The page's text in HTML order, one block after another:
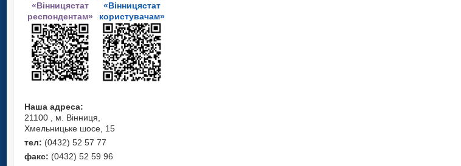
«Вінницястат
респондентам»
«Вінницястат
користувачам»
Наша адреса:
21100 , м. Вінниця,
Хмельницьке шосе, 15
тел: (0432) 52 57 77
факс: (0432) 52 59 96